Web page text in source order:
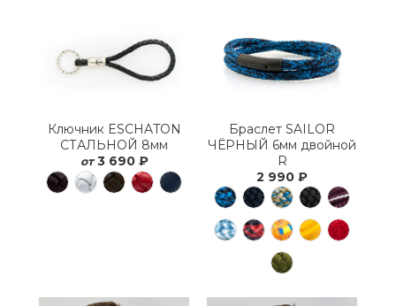
Ключник ESCHATON
СТАЛЬНОЙ 8мм
от 3 690 ₽
Браслет SAILOR
ЧЁРНЫЙ 6мм двойной
R
2 990 ₽